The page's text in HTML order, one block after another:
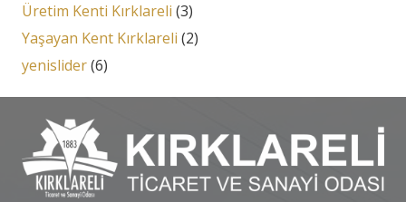
Üretim Kenti Kırklareli (3)
Yaşayan Kent Kırklareli (2)
yenislider(6)